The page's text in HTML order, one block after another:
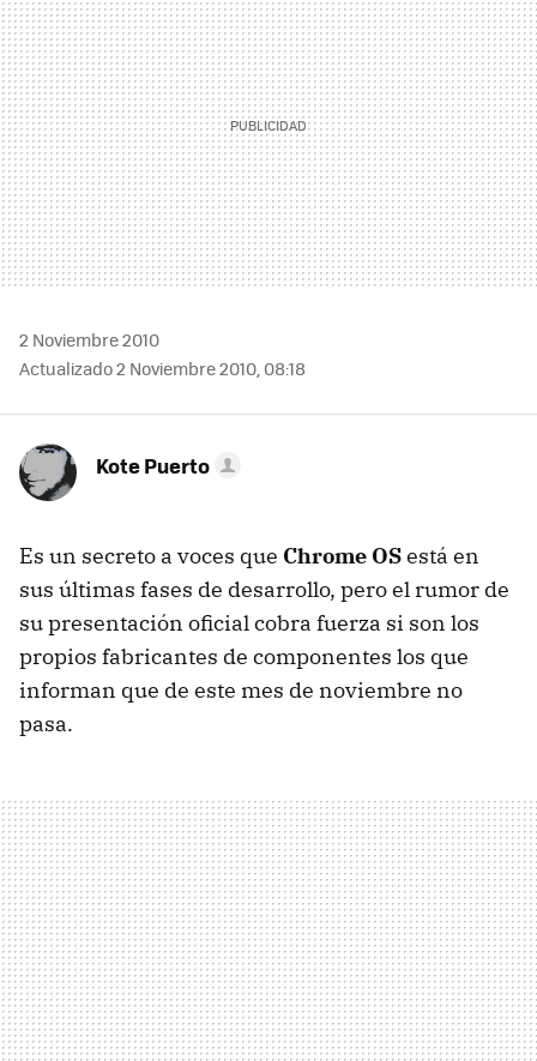
2 Noviembre 2010
Actualizado 2 Noviembre 2010, 08:18
Kote Puerto
Es un secreto a voces que Chrome OSestá en
sus últimas fases de desarrollo, pero el rumor de
su presentación oficial cobra fuerza si son los
propios fabricantes de componentes los que
informan que de este mes de noviembre no
pasa.